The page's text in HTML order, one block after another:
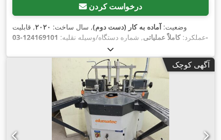
درخواست کردن
وضعیت:آماده به کار (دست دوم), سال ساخت: ۲۰۲۰, قابلیت
عملکرد:کاملاً عملیاتی, شماره دستگاه/وسیله نقلیه:
124169101-03-
آگهی کوچک